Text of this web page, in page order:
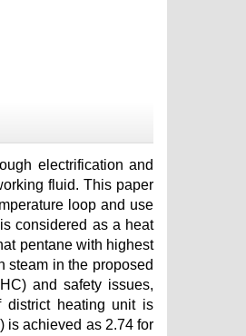
electrification and
fluid. This paper
loop and use
considered as a heat
pentane with highest
steam in the proposed
and safety issues,
district heating unit is
is achieved as 2.74 for